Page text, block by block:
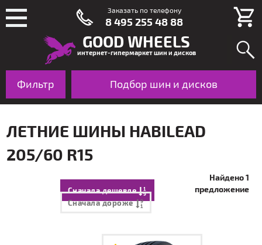
GOOD WHEELS
интернет-гипермаркет шин и дисков
Подбор шин и дисков
Фильтр Шины Диски По авто
ЛЕТНИЕ ШИНЫ HABILEAD
205/60 R15
Сначала дешевле
Сначала дороже
Найдено 1
предложение
Заказать по телефону
8 495 255 48 88